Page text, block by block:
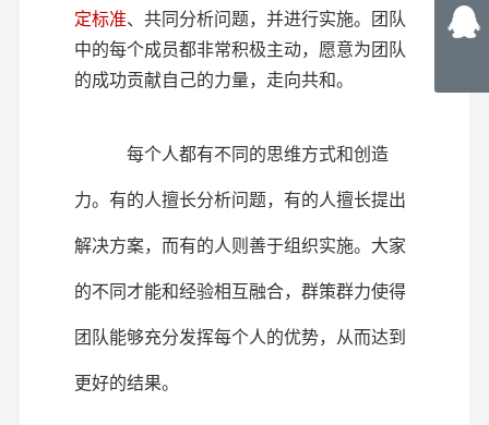
定标准、共同分析问题，并进行实施。团队
中的每个成员都非常积极主动，愿意为团队
的成功贡献自己的力量，走向共和。
每个人都有不同的思维方式和创造
力。有的人擅长分析问题，有的人擅长提出
解决方案，而有的人则善于组织实施。大家
的不同才能和经验相互融合，群策群力使得
团队能够充分发挥每个人的优势，从而达到
更好的结果。